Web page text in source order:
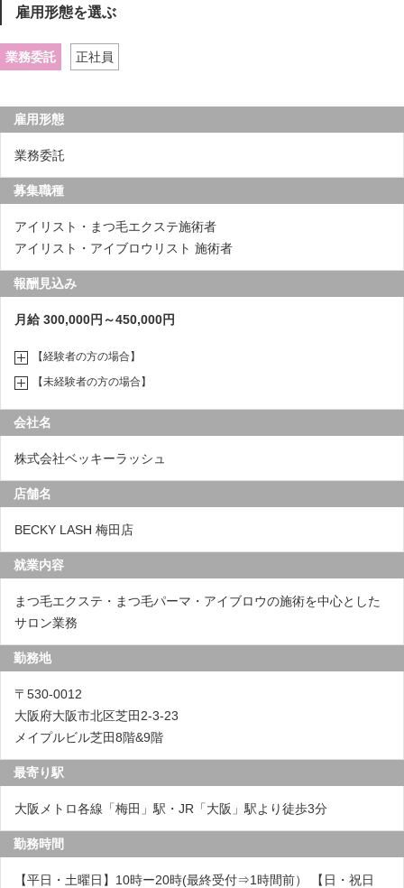
雇用形態を選ぶ
業務委託 正社員
雇用形態
業務委託
募集職種
アイリスト・まつ毛エクステ施術者
アイリスト・アイブロウリスト 施術者
報酬見込み
月給 300,000円～450,000円
【経験者の方の場合】
【未経験者の方の場合】
会社名
株式会社ベッキーラッシュ
店舗名
BECKY LASH 梅田店
就業内容
まつ毛エクステ・まつ毛パーマ・アイブロウの施術を中心とした
サロン業務
勤務地
〒530-0012
大阪府大阪市北区芝田2-3-23
メイプルビル芝田8階&9階
最寄り駅
大阪メトロ各線「梅田」駅・JR「大阪」駅より徒歩3分
勤務時間
【平日・土曜日】10時ー20時(最終受付⇒1時間前） 【日・祝日